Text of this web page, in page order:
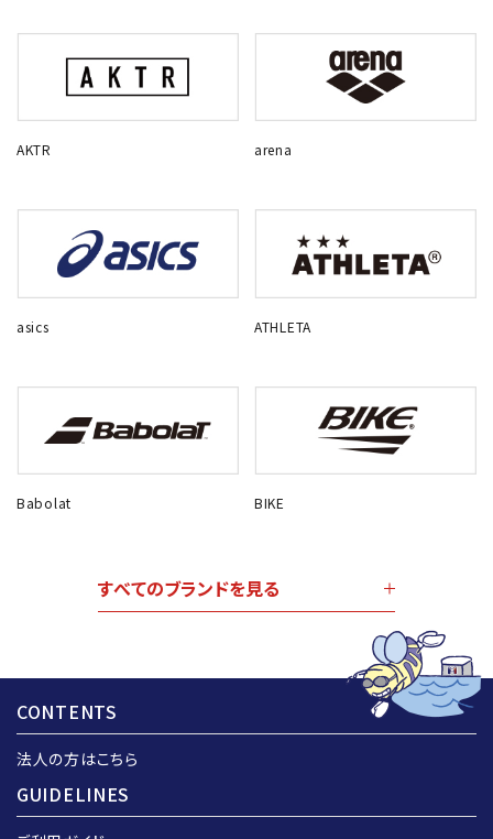
AKTR arena
asics ATHLETA
Babolat BIKE
すべてのブランドを見る
CONTENTS
法人の方はこちら
GUIDELINES